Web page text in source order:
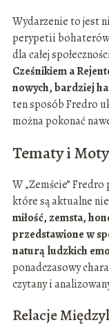
Wydarzenie to jest
perypetii
dla całej
Cześnikiem a
nowych, bardziej
ten sposób Fredro
można pokonać
Tematy i
W „Zemście”
które są aktualne
miłość, zemsta,
przedstawione w
naturą ludzkich
ponadczasowy
czytany i
Relacje